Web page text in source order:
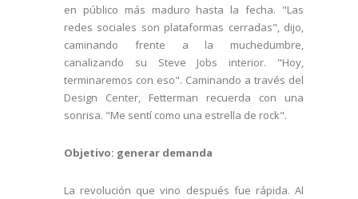
en público más maduro hasta la fecha. "Las
redes sociales son plataformas cerradas", dijo,
caminando frente a la muchedumbre,
canalizando su Steve Jobs interior. "Hoy,
terminaremos con eso". Caminando a través del
Design Center, Fetterman recuerda con una
sonrisa. "Me sentí como una estrella de rock".
Objetivo: generar demanda
La revolución que vino después fue rápida. Al